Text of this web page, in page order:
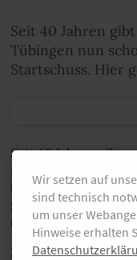
Seit 40 Jahren
Tübingen nun
Startschuss. Hier
Seit 40 Jahren gibt
nun schon - seitdem
beliebter geworden.
Startschuss. Mit
Ortiz - hier geht's
Zurück
Wir setzen auf
sind technisch
um unser
Hinweise erhalten